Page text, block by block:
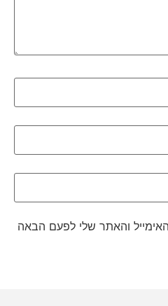
והאתר שלי לפעם הבאה